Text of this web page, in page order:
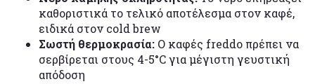
καθοριστικά το τελικό αποτέλεσμα στον καφέ,
ειδικά στον cold brew
Σωστή θερμοκρασία: Ο καφές freddo πρέπει να
σερβίρεται στους 4-5°C για μέγιστη γευστική
απόδοση